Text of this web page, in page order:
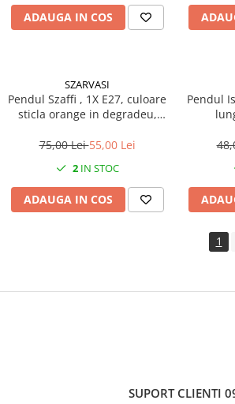
ADAUGA IN COS
SZARVASI
Pendul Szaffi , 1X E27, culoare
sticla orange in degradeu,
75,00 Lei55,00 Lei
2IN STOC
ADAUGA IN COS
Pendul
1
SUPORT CLIENTI